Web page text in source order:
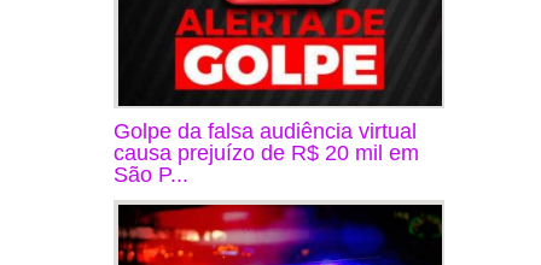
Golpe da falsa audiência virtual
causa prejuízo de R$ 20 mil em
São P...